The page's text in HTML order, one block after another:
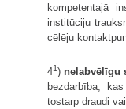
kompetentajā
institūciju
cēlēju
41) nelabvēlīgu
bezdarbība,
tostarp draudi